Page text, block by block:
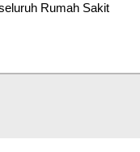
Rumah Sakit